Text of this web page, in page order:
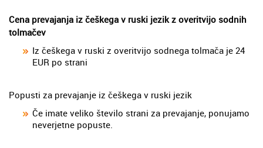
Cena prevajanja iz češkega v ruski jezik z overitvijo sodnih
tolmačev
Iz češkega v ruski z overitvijo sodnega tolmača je 24
EUR po strani
Popusti za prevajanje iz češkega v ruski jezik
Če imate veliko število strani za prevajanje, ponujamo
neverjetne popuste.